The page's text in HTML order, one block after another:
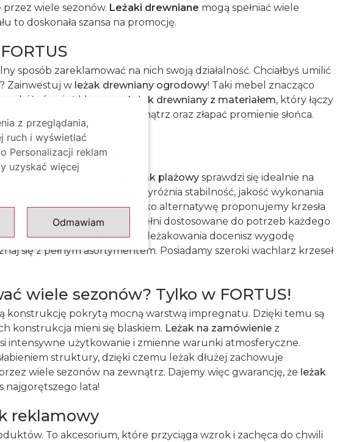
wiele sezonów. Leżaki drewniane mogą spełniać wiele
to doskonała szansa na promocję.
sposób zareklamować na nich swoją działalność. Chciałbyś umilić
Zainwestuj wleżak drewniany ogrodowy! Taki mebel znacząco
również klasyczny leżak drewniany z materiałem, który łączy
miło spędzić czas na zewnątrz oraz złapać promienie słońca.
biznesu!
latem
sprzęt. Nasz lekki leżak plażowysprawdzi się idealnie na
tego typu od FORTUS wyróżnia stabilność, jakość wykonania
przestrzeni miejskich. Jako alternatywę proponujemy krzesła
po złożeniu. Są one w pełni dostosowane do potrzeb każdego
Podczas wielogodzinnego leżakowania docenisz wygodę
się z pełnym asortymentem. Posiadamy szeroki wachlarz krzeseł
wiele sezonów? Tylko w FORTUS!
konstrukcję pokrytą mocną warstwą impregnatu. Dzięki temu są
konstrukcja mieni się blaskiem. Leżak na zamówieniez
intensywne użytkowanie i zmienne warunki atmosferyczne.
struktury, dzięki czemu leżak dłużej zachowuje
wiele sezonów na zewnątrz. Dajemy więc gwarancję, że leżak
najgorętszego lata!
reklamowy
To akcesorium, które przyciąga wzrok i zachęca do chwili
z przeglądania,
ruch i wyświetlać
Personalizacji reklam
uzyskać więcej
Odmawiam